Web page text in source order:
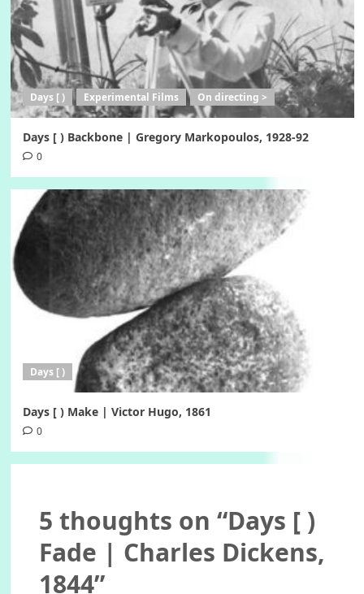
Days [ ) Experimental Films On directing >
Days [ ) Backbone | Gregory Markopoulos, 1928-92
0
Days [ )
Days [ ) Make | Victor Hugo, 1861
0
5 thoughts on “Days [ )
Fade | Charles Dickens,
1844”